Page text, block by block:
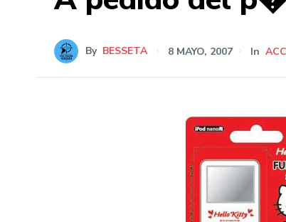
By BESSETA 8 MAYO, 2007 In